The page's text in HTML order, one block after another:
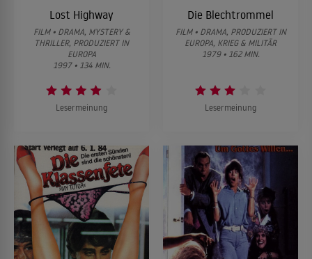
Lost Highway
FILM • DRAMA, MYSTERY &
THRILLER, PRODUZIERT IN
EUROPA
1997 • 134 MIN.
Lesermeinung
Die Blechtrommel
FILM • DRAMA, PRODUZIERT IN
EUROPA, KRIEG & MILITÄR
1979 • 162 MIN.
Lesermeinung